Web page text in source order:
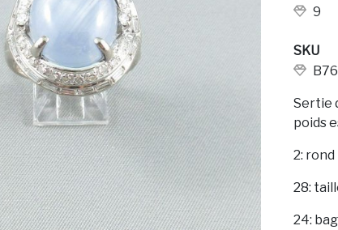
9
SKU
Sertie
poids
2: rond
28:
24: